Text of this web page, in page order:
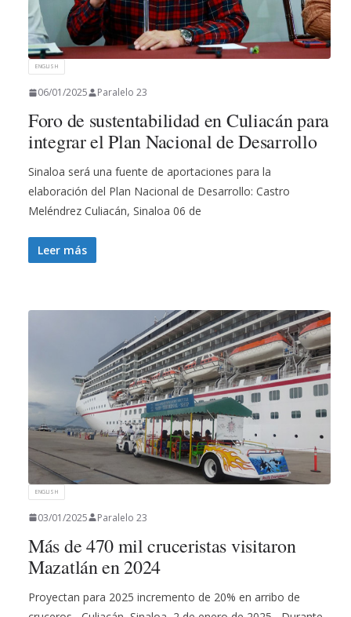
ENGLISH
06/01/2025 Paralelo 23
Foro de sustentabilidad en Culiacán para
integrar el Plan Nacional de Desarrollo
Sinaloa será una fuente de aportaciones para la
elaboración del Plan Nacional de Desarrollo: Castro
Meléndrez Culiacán, Sinaloa 06 de
Leer más
ENGLISH
03/01/2025 Paralelo 23
Más de 470 mil cruceristas visitaron
Mazatlán en 2024
Proyectan para 2025 incremento de 20% en arribo de